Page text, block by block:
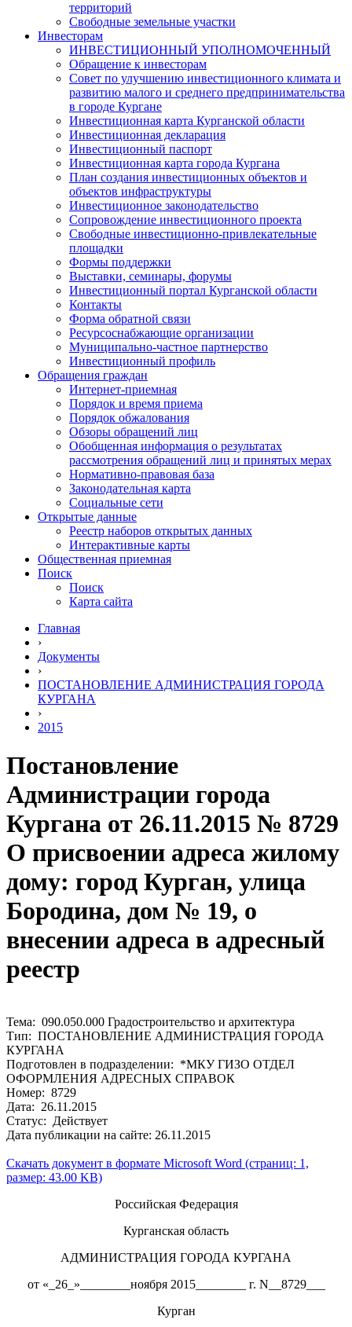
территорий
Свободные земельные участки
Инвесторам
ИНВЕСТИЦИОННЫЙ УПОЛНОМОЧЕННЫЙ
Обращение к инвесторам
Совет по улучшению инвестиционного климата и
развитию малого и среднего предпринимательства
в городе Кургане
Инвестиционная карта Курганской области
Инвестиционная декларация
Инвестиционный паспорт
Инвестиционная карта города Кургана
План создания инвестиционных объектов и
объектов инфраструктуры
Инвестиционное законодательство
Сопровождение инвестиционного проекта
Свободные инвестиционно-привлекательные
площадки
Формы поддержки
Выставки, семинары, форумы
Инвестиционный портал Курганской области
Контакты
Форма обратной связи
Ресурсоснабжающие организации
Муниципально-частное партнерство
Инвестиционный профиль
Обращения граждан
Интернет-приемная
Порядок и время приема
Порядок обжалования
Обзоры обращений лиц
Обобщенная информация о результатах
рассмотрения обращений лиц и принятых мерах
Нормативно-правовая база
Законодательная карта
Социальные сети
Открытые данные
Реестр наборов открытых данных
Интерактивные карты
Общественная приемная
Поиск
Поиск
Карта сайта
Главная
›
Документы
›
ПОСТАНОВЛЕНИЕ АДМИНИСТРАЦИЯ ГОРОДА
КУРГАНА
›
2015
Постановление
Администрации города
Кургана от 26.11.2015 № 8729
О присвоении адреса жилому
дому: город Курган, улица
Бородина, дом № 19, о
внесении адреса в адресный
реестр
Тема: 090.050.000 Градостроительство и архитектура
Тип: ПОСТАНОВЛЕНИЕ АДМИНИСТРАЦИЯ ГОРОДА
КУРГАНА
Подготовлен в подразделении: *МКУ ГИЗО ОТДЕЛ
ОФОРМЛЕНИЯ АДРЕСНЫХ СПРАВОК
Номер: 8729
Дата: 26.11.2015
Статус: Действует
Дата публикации на сайте: 26.11.2015
Скачать документ в формате Microsoft Word (страниц: 1,
размер: 43.00 KB)
Российская Федерация
Курганская область
АДМИНИСТРАЦИЯ ГОРОДА КУРГАНА
от «_26_»________ноября 2015________ г. N__8729___
Курган